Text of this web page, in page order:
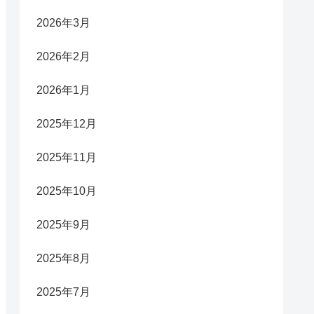
2026年3月
2026年2月
2026年1月
2025年12月
2025年11月
2025年10月
2025年9月
2025年8月
2025年7月